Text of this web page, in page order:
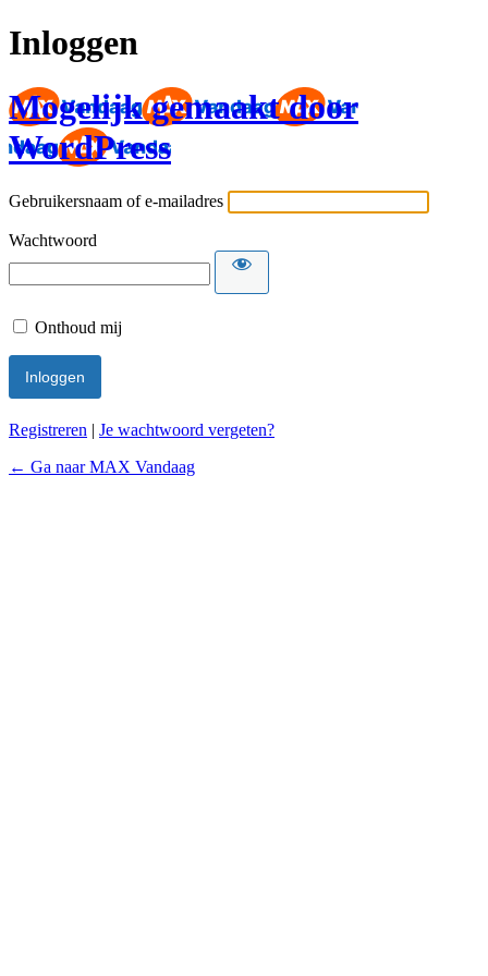
Inloggen
Mogelijk gemaakt door
WordPress
Gebruikersnaam of e-mailadres
Wachtwoord
Onthoud mij
Registreren | Je wachtwoord vergeten?
← Ga naar MAX Vandaag